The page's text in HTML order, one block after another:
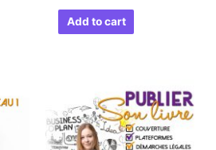
Add to cart